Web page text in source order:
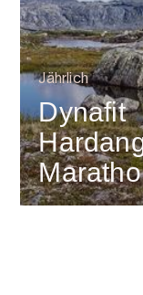
Jährlich
Dynafit